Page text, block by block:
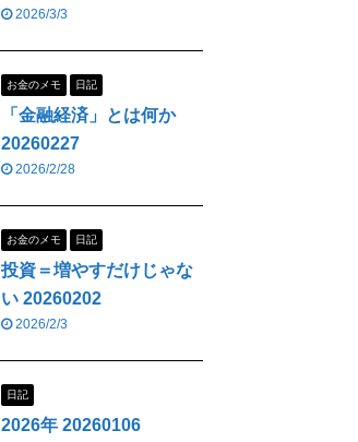
2026/3/3
お金のメモ 日記
「金融経済」とは何か
20260227
2026/2/28
お金のメモ 日記
投資＝増やすだけじゃな
い 20260202
2026/2/3
日記
2026年 20260106